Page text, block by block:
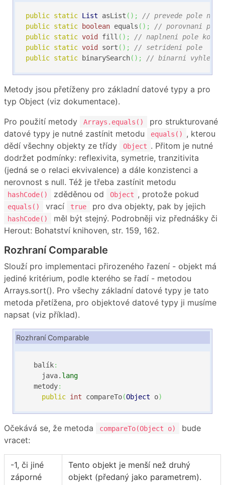
public static List asList ( ) ;
// prevede pole na
public static boolean equals ( ) ;
// porovnani poli
public static void fill ( ) ;
// naplneni pole konst.
public static void sort ( ) ;
// setrideni pole
public static binarySearch( ) ; // binarni
Metody jsou přetíženy pro základní datové typy a pro
typ Object (viz dokumentace).
Pro použití metody
Arrays.equals()
pro strukturované
datové typy je nutné zastínit metodu
equals()
, kterou
dědí všechny objekty ze třídy
Object . Přitom je nutné
dodržet podmínky: reflexivita, symetrie, tranzitivita
(jedná se o relaci ekvivalence) a dále konzistenci a
nerovnost s null. Též je třeba zastínit metodu
hashCode() zděděnou od Object , protože pokud
equals() vrací true pro dva objekty, pak by jejich
hashCode()
měl být stejný. Podrobněji viz přednášky či
Herout: Bohatství knihoven, str. 159, 162.
Rozhraní Comparable
Slouží pro implementaci přirozeného řazení - objekt má
jediné kritérium, podle kterého se řadí - metodou
Arrays.sort(). Pro všechy základní datové typy je tato
metoda přetížena, pro objektové datové typy ji musíme
napsat (viz příklad).
Rozhraní Comparable
  balík
:
    java.
lang
  metody
:
public int compareTo(Object o)
Očekává se, že metoda compareTo(Object o)
bude
vracet:
-1, či jiné
záporné
Tento objekt je menší než druhý
objekt (předaný jako parametrem).